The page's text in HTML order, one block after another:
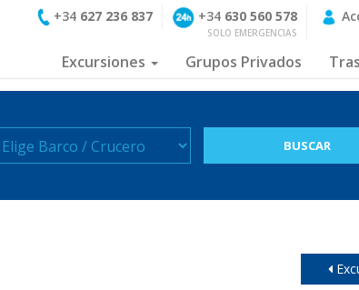
+34 627 236 837 +34 630 560 578
SOLO EMERGENCIAS
Excursiones Grupos Privados